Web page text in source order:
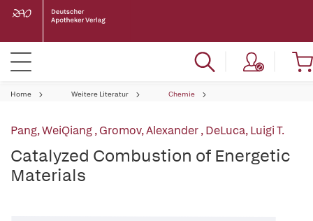
Home Weitere Literatur Chemie
Pang, WeiQiang,Gromov, Alexander,DeLuca, Luigi T.
Catalyzed Combustion of Energetic
Materials